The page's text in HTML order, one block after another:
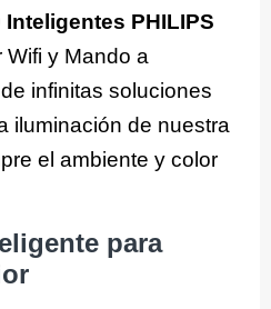
PHILIPS
y Mando a
infinitas soluciones
iluminación de nuestra
el ambiente y color
para